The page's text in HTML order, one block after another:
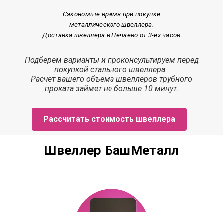
Сэкономьте время при покупке
металлического швеллера.
Доставка швеллера в Нечаево от 3-ех часов
Подберем варианты и проконсультируем перед
покупкой стального швеллера.
Расчетвашего объема швеллеров трубного
проката займетне больше 10 минут.
Рассчитать стоимость швеллера
Швеллер БашМеталл